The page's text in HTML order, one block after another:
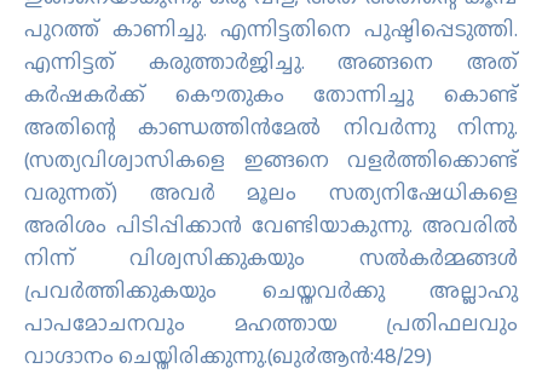
പുറത്ത് കാണിച്ചു. എന്നിട്ടതിനെ പുഷ്ടിപ്പെടുത്തി.
എന്നിട്ടത് കരുത്താര്‍ജിച്ചു. അങ്ങനെ അത്
കര്‍ഷകര്‍ക്ക് കൌതുകം തോന്നിച്ചു കൊണ്ട്
അതിന്റെ കാണ്ഡത്തിന്‍മേല്‍ നിവര്‍ന്നു നിന്നു.
(സത്യവിശ്വാസികളെ ഇങ്ങനെ വളര്‍ത്തിക്കൊണ്ട്
വരുന്നത്‌) അവര്‍ മൂലം സത്യനിഷേധികളെ
അരിശം പിടിപ്പിക്കാന്‍ വേണ്ടിയാകുന്നു. അവരില്‍
നിന്ന് വിശ്വസിക്കുകയും സല്‍കര്‍മ്മങ്ങള്‍
പ്രവര്‍ത്തിക്കുകയും ചെയ്തവര്‍ക്കു അല്ലാഹു
പാപമോചനവും മഹത്തായ പ്രതിഫലവും
വാഗ്ദാനം ചെയ്തിരിക്കുന്നു.(ഖു൪ആന്‍:48/29)